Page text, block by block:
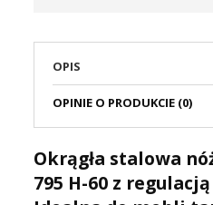
OPIS
OPINIE O PRODUKCIE (0)
Okrągła stalowa
795 H-60 z